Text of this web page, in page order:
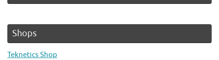
Shops
Teknetics Shop